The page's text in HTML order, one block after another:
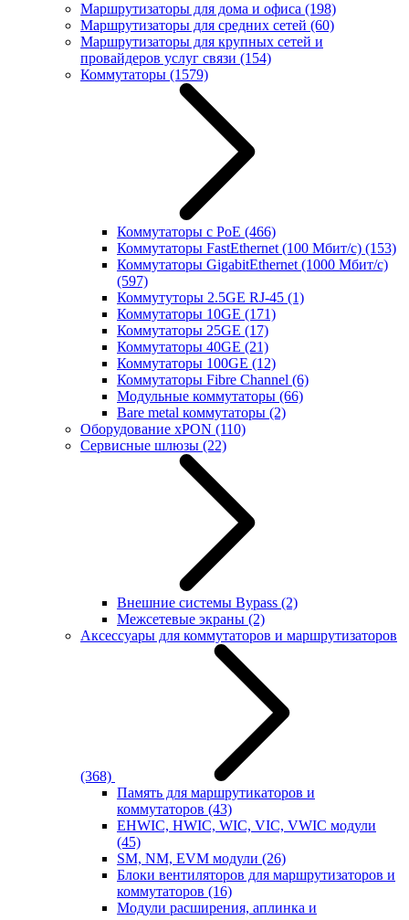
Маршрутизаторы для дома и офиса (198)
Маршрутизаторы для средних сетей (60)
Маршрутизаторы для крупных сетей и
провайдеров услуг связи (154)
Коммутаторы (1579)
Коммутаторы с PoE (466)
Коммутаторы FastEthernet (100 Мбит/с) (153)
Коммутаторы GigabitEthernet (1000 Мбит/с)
(597)
Коммутуторы 2.5GE RJ-45 (1)
Коммутаторы 10GE (171)
Коммутаторы 25GE (17)
Коммутаторы 40GE (21)
Коммутаторы 100GE (12)
Коммутаторы Fibre Channel (6)
Модульные коммутаторы (66)
Bare metal коммутаторы (2)
Оборудование xPON (110)
Сервисные шлюзы (22)
Внешние системы Bypass (2)
Межсетевые экраны (2)
Аксессуары для коммутаторов и маршрутизаторов
(368)
Память для маршрутикаторов и
коммутаторов (43)
EHWIC, HWIC, WIC, VIC, VWIC модули
(45)
SM, NM, EVM модули (26)
Блоки вентиляторов для маршрутизаторов и
коммутаторов (16)
Модули расширения, аплинка и